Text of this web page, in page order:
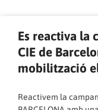
Es reactiva la
CIE de
mobilització
Reactivem la